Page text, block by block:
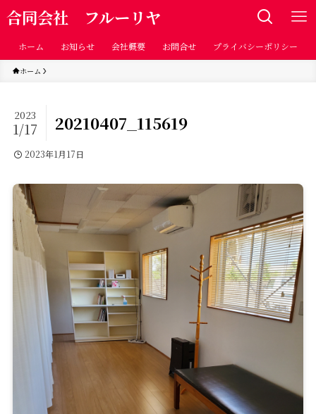
合同会社 フルーリヤ
ホーム お知らせ 会社概要 お問合せ プライバシーポリシー
ホーム
20210407_115619
2023
1/17
2023年1月17日